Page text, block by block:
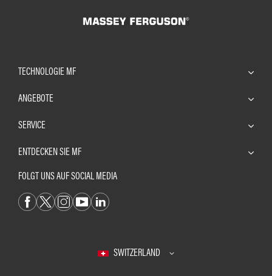
TECHNOLOGIE MF
ANGEBOTE
SERVICE
ENTDECKEN SIE MF
FOLGT UNS AUF SOCIAL MEDIA
SWITZERLAND